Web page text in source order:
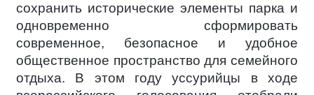
сохранить исторические элементы парка и
одновременно сформировать
современное, безопасное и удобное
общественное пространство для семейного
отдыха. В этом году уссурийцы в ходе